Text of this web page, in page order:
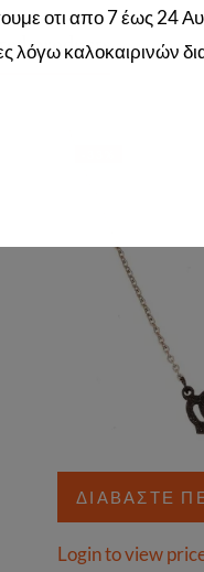
products
ΔΙΑΒΆΣΤΕ
Login to view
οτι απο 7 έως 24
λόγω καλοκαιρινών